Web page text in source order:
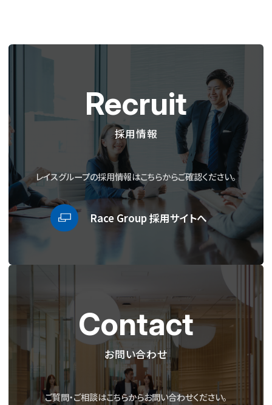
Recruit
採用情報
レイスグループの採用情報はこちらからご確認ください。
Race Group 採用サイトへ
Contact
お問い合わせ
ご質問・ご相談はこちらからお問い合わせください。